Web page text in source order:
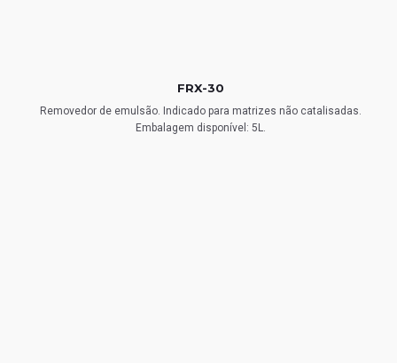
FRX-30
Removedor de emulsão. Indicado para matrizes não catalisadas.
Embalagem disponível: 5L.